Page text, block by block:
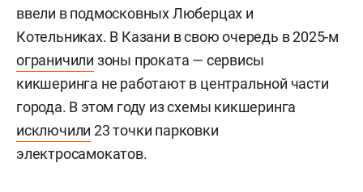
ввели в подмосковных Люберцах и
Котельниках. В Казани в свою очередь в 2025-м
ограничили зоны проката — сервисы
кикшеринга не работают в центральной части
города. В этом году из схемы кикшеринга
исключили 23 точки парковки
электросамокатов.